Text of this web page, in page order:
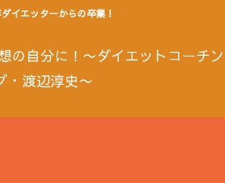
イエッターからの卒業！
の自分に！〜ダイエットコーチン
・渡辺淳史〜